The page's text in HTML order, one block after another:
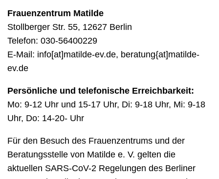
Frauenzentrum Matilde
Stollberger Str. 55, 12627 Berlin
Telefon: 030-56400229
E-Mail: info[at]matilde-ev.de, beratung{at]matilde-
ev.de
Persönliche und telefonische Erreichbarkeit:
Mo: 9-12 Uhr und 15-17 Uhr, Di: 9-18 Uhr, Mi: 9-18
Uhr, Do: 14-20- Uhr
Für den Besuch des Frauenzentrums und der
Beratungsstelle von Matilde e. V. gelten die
aktuellen SARS-CoV-2 Regelungen des Berliner